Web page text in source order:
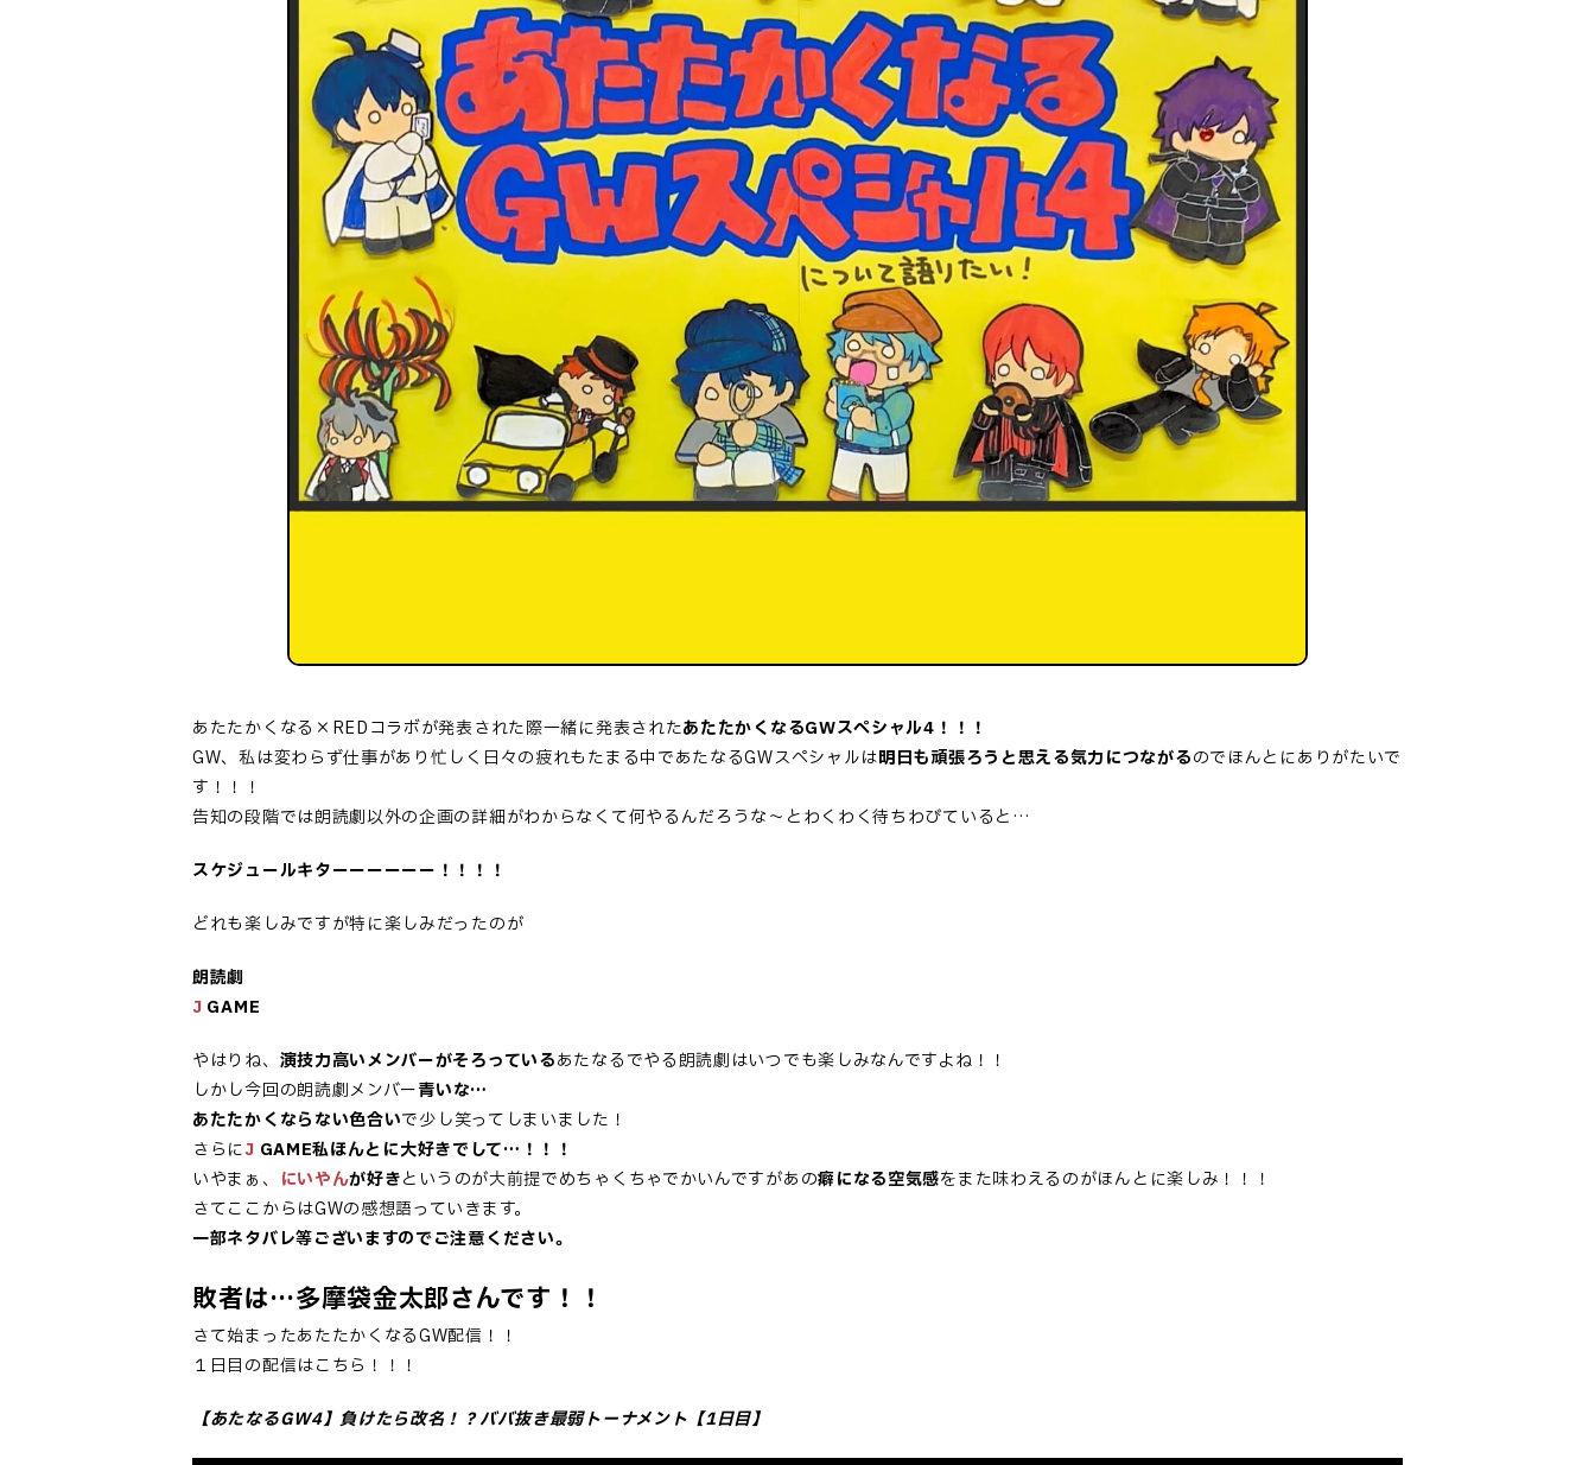
あたたかくなる×REDコラボが発表された際一緒に発表されたあたたかくなるGWスペシャル4！！！
GW、私は変わらず仕事があり忙しく日々の疲れもたまる中であたなるGWスペシャルは明日も頑張ろうと思える気力につながるのでほんとにありがたいで
す！！！
告知の段階では朗読劇以外の企画の詳細がわからなくて何やるんだろうな～とわくわく待ちわびていると…
スケジュールキターーーーーー！！！！
どれも楽しみですが特に楽しみだったのが
朗読劇
J GAME
やはりね、 演技力高いメンバーがそろっているあたなるでやる朗読劇はいつでも楽しみなんですよね！！
しかし今回の朗読劇メンバー青いな…
あたたかくならない色合いで少し笑ってしまいました！
さらにJ GAME私ほんとに大好きでして…！！！
いやまぁ、 にいやんが好きというのが大前提でめちゃくちゃでかいんですがあの癖になる空気感をまた味わえるのがほんとに楽しみ！！！
さてここからはGWの感想語っていきます。
一部ネタバレ等ございますのでご注意ください。
敗者は…多摩袋金太郎さんです！！
さて始まったあたたかくなるGW配信！！
１日目の配信はこちら！！！
【あたなるGW4】負けたら改名！？ババ抜き最弱トーナメント【1日目】